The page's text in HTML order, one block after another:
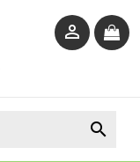

